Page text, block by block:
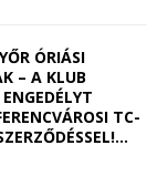
ÓRIÁSI
– A KLUB
TC-